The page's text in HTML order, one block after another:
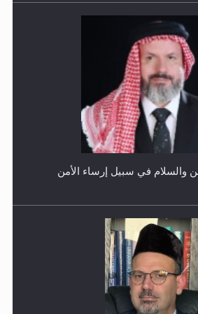
لثلاثة طلاب من مدرسة الحفظ في
والسلام في سبيل إرساء الأمن